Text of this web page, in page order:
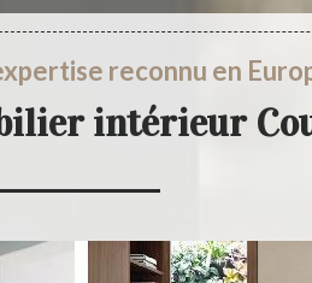
reconnu en
intérieur